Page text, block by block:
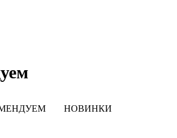
НОВИНКИ